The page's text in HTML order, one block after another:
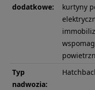
dodatkowe:
kurtyny
Typ
nadwozia: